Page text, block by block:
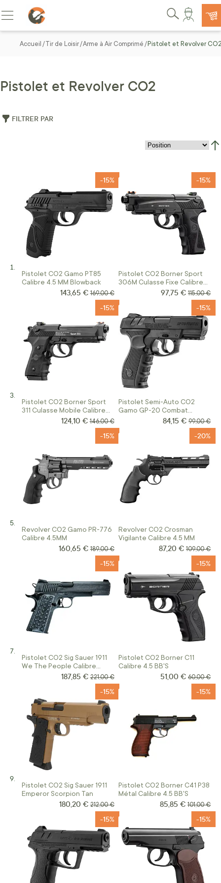
Allez au contenu
Basculer la navigation
Rechercher
Accueil Tir de Loisir Arme à Air Comprimé Pistolet et Revolver
Pistolet et Revolver CO2
FILTRER PAR
Pistolet CO2 Gamo PT85
Calibre 4.5 MM Blowback
-15%
Prix Spécial
143,65 € Prix normal
169,00 €
Pistolet CO2 Borner Sport
306M Culasse Fixe Calibre
-15%
Prix Spécial
97,75 € Prix
115,00 €
Pistolet CO2 Borner Sport
311 Culasse Mobile Calibre
-15%
Prix Spécial
124,10 € Prix normal
146,00 €
Pistolet Semi-Auto CO2
Gamo GP-20 Combat
Calibre 4,5BBS Black
-15%
Prix Spécial
84,15 € Prix
99,00 €
Revolver CO2 Gamo PR-776
Calibre 4.5MM
-15%
Prix Spécial
160,65 € Prix normal
189,00 €
Revolver CO2 Crosman
Vigilante Calibre 4.5 MM
-20%
Prix Spécial
87,20 € Prix normal
109,00 €
Pistolet CO2 Sig Sauer 1911
We The People Calibre
-15%
Prix Spécial
187,85 € Prix normal
221,00 €
Pistolet CO2 Borner C11
Calibre 4.5 BB'S
-15%
Prix Spécial
51,00 € Prix
60,00 €
Pistolet CO2 Sig Sauer 1911
Emperor Scorpion Tan
-15%
Prix Spécial
180,20 € Prix normal
212,00 €
Pistolet CO2 Borner C41 P38
Métal Calibre 4.5 BB'S
-15%
Prix Spécial
85,85 € Prix normal
101,00 €
-15% -15%